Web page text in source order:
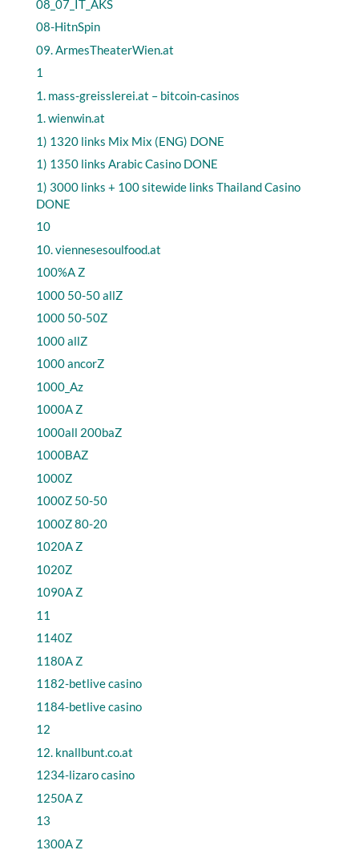
08_07_IT_AKS
08-HitnSpin
09. ArmesTheaterWien.at
1
1. mass-greisslerei.at – bitcoin-casinos
1. wienwin.at
1) 1320 links Mix Mix (ENG) DONE
1) 1350 links Arabic Casino DONE
1) 3000 links + 100 sitewide links Thailand Casino
DONE
10
10. viennesesoulfood.at
100%A Z
1000 50-50 allZ
1000 50-50Z
1000 allZ
1000 ancorZ
1000_Az
1000A Z
1000all 200baZ
1000BAZ
1000Z
1000Z 50-50
1000Z 80-20
1020A Z
1020Z
1090A Z
11
1140Z
1180A Z
1182-betlive casino
1184-betlive casino
12
12. knallbunt.co.at
1234-lizaro casino
1250A Z
13
1300A Z